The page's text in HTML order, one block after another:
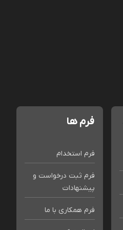
فرم ها
فرم استخدام
فرم ثبت درخواست و
پیشنهادات
فرم همکاری با ما